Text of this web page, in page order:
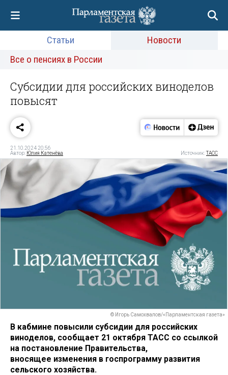
Статьи
Новости
Все о пенсиях в России
Субсидии для российских виноделов
повысят
21.10.2024 20:56
Автор: Юлия Катенёва Источник:ТАСС
© Игорь Самохвалов/«Парламентская газета»
В кабмине повысили субсидии для российских
виноделов, сообщает 21 октября ТАСС со ссылкой
на постановление Правительства,
вносящее изменения в госпрограмму развития
сельского хозяйства.